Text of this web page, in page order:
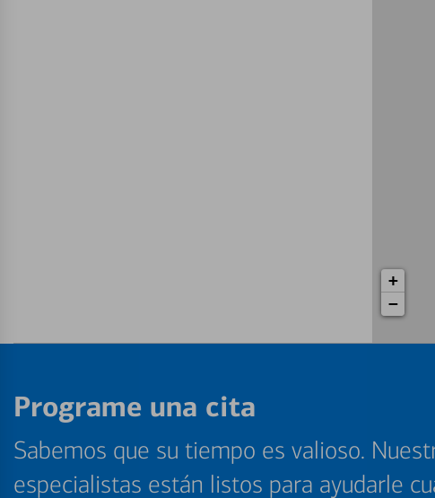
+
−
Programe una cita
Sabemos que su tiempo es valioso.
especialistas están listos para ayudarle